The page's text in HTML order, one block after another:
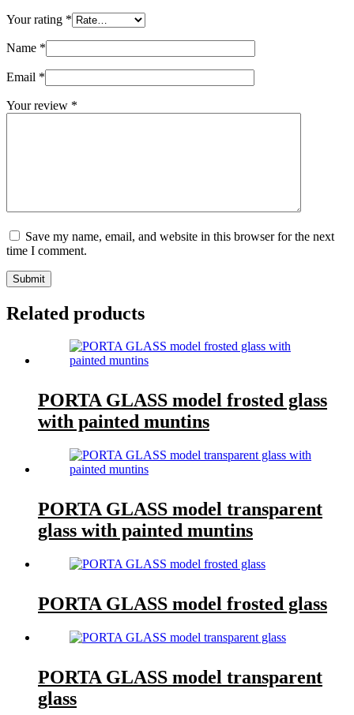
Your rating *
Name *
Email *
Your review *
Save my name, email, and website in this browser for the next
time I comment.
Submit
Related products
PORTA GLASS model frosted glass
with painted muntins
PORTA GLASS model transparent
glass with painted muntins
PORTA GLASS model frosted glass
PORTA GLASS model transparent
glass